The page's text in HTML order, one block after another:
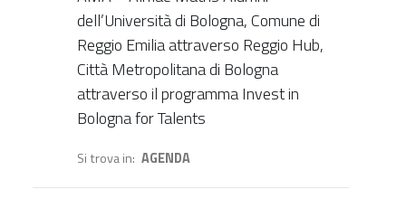
dell’Università di Bologna, Comune di
Reggio Emilia attraverso Reggio Hub,
Città Metropolitana di Bologna
attraverso il programma Invest in
Bologna for Talents
Si trova in AGENDA